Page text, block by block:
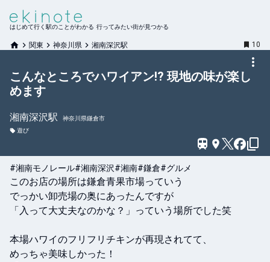
はじめて行く駅のことがわかる 行ってみたい街が見つかる
関東 神奈川県 湘南深沢駅 10
こんなところでハワイアン!? 現地の味が楽し
めます
湘南深沢駅
神奈川県鎌倉市
遊び
#湘南モノレール#湘南深沢#湘南#鎌倉#グルメ
このお店の場所は鎌倉青果市場っていう
でっかい卸売場の奥にあったんですが
「入って大丈夫なのかな？」っていう場所でした笑
本場ハワイのフリフリチキンが再現されてて、
めっちゃ美味しかった！